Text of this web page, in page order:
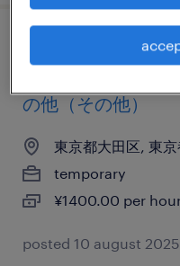
その他の仕分け・
の他（その他）
東京都大田区, 東
temporary
¥1400.00 per
posted 10 august 2025